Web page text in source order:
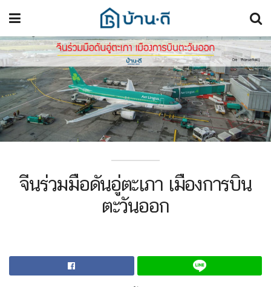
จีนร่วมมือดันอู่ตะเภา เมืองการบิน
ตะวันออก